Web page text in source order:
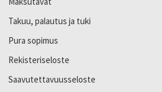
Takuu, palautus ja tuki
Pura sopimus
Rekisteriseloste
Saavutettavuusseloste